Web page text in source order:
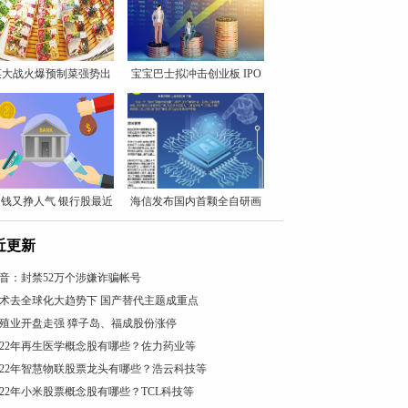
战火爆预制菜强势出
圈
宝宝巴士拟冲击创业板 IPO
又挣人气 银行股最近
海信发布国内首颗全自研画
质
更新
：封禁52万个涉嫌诈骗帐号
去全球化大趋势下 国产替代主题成重点
业开盘走强 獐子岛、福成股份涨停
年再生医学概念股有哪些？佐力药业等
年智慧物联股票龙头有哪些？浩云科技等
年小米股票概念股有哪些？TCL科技等